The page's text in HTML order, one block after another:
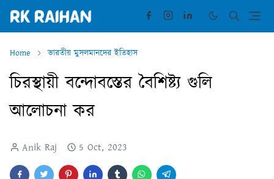
Home ভারতীয় মুসলমানদের ইতিহাস
চিরস্থায়ী বন্দোবস্তের বৈশিষ্ট্য গুলি
আলোচনা কর
Anik Raj 5 Oct, 2023